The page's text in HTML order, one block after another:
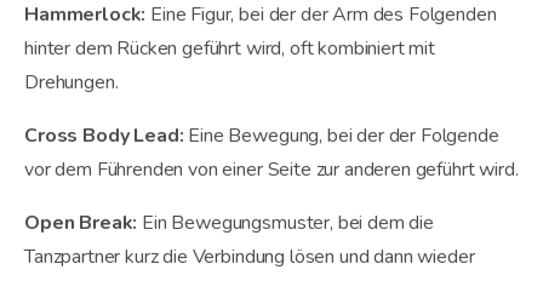
Hammerlock: Eine Figur, bei der der Arm des Folgenden
hinter dem Rücken geführt wird, oft kombiniert mit
Drehungen.
Cross Body Lead: Eine Bewegung, bei der der Folgende
vor dem Führenden von einer Seite zur anderen geführt wird.
Open Break: Ein Bewegungsmuster, bei dem die
Tanzpartner kurz die Verbindung lösen und dann wieder